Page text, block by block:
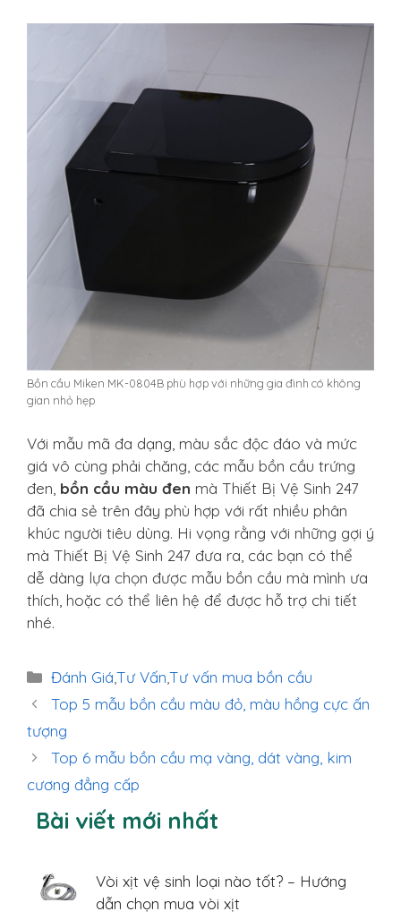
Bồn cầu Miken MK-0804B phù hợp với những gia đình có không
gian nhỏ hẹp
Với mẫu mã đa dạng, màu sắc độc đáo và mức
giá vô cùng phải chăng, các mẫu bồn cầu trứng
đen, bồn cầu màu đen mà Thiết Bị Vệ Sinh 247
đã chia sẻ trên đây phù hợp với rất nhiều phân
khúc người tiêu dùng. Hi vọng rằng với những gợi ý
mà Thiết Bị Vệ Sinh 247 đưa ra, các bạn có thể
dễ dàng lựa chọn được mẫu bồn cầu mà mình ưa
thích, hoặc có thể liên hệ để được hỗ trợ chi tiết
nhé.
Danh
mục
Đánh Giá,Tư Vấn,Tư vấn mua bồn cầu
Top 5 mẫu bồn cầu màu đỏ, màu hồng cực ấn
tượng
Top 6 mẫu bồn cầu mạ vàng, dát vàng, kim
cương đẳng cấp
Bài viết mới nhất
Vòi xịt vệ sinh loại nào tốt? – Hướng
dẫn chọn mua vòi xịt